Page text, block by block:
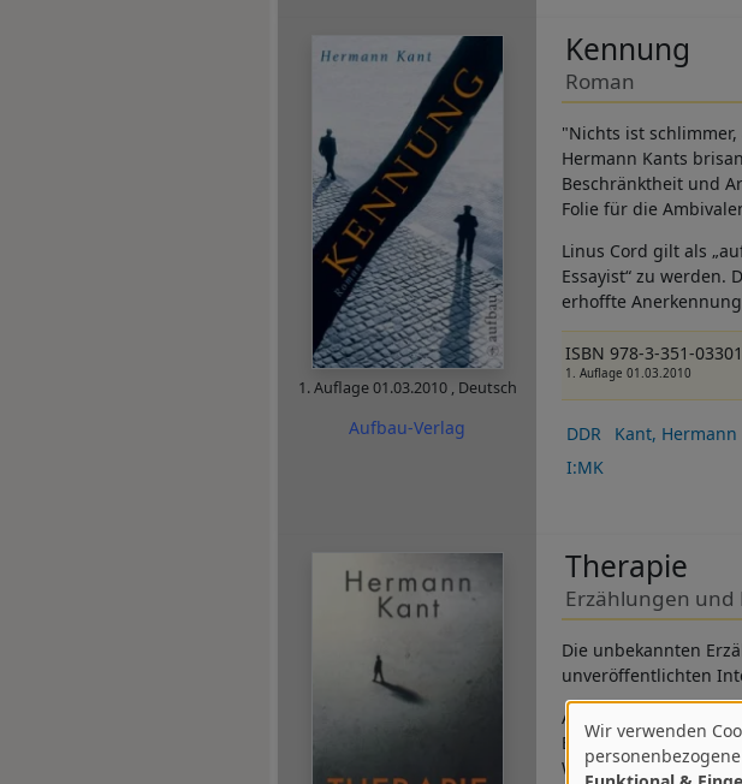
1. Auflage01.03.2010 , Deutsch
Aufbau-Verlag
Kennung
Roman
"Nichts ist
Hermann Kants
Beschränktheit und
Folie für die
Linus Cord gilt als
Essayist“ zu werden.
erhoffte
ISBN 978-3-351-
1. Auflage 01.03.2010
DDR Kant, Hermann
I:MK
Therapie
Erzählungen und
Die unbekannten
unveröffentlichten
Als Hermann Kant
Er riet ihm, sich
Wochen habe ich
Wir verwenden